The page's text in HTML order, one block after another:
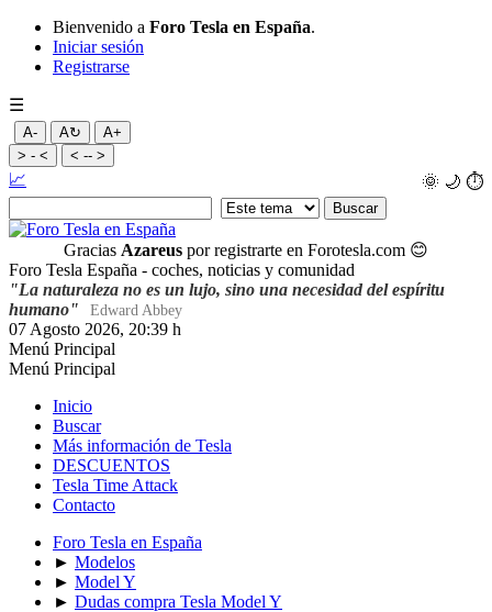
Bienvenido a Foro Tesla en España.
Iniciar sesión
Registrarse
☰
A- A↻
A+
> - <
< -- >
🌞 🌙 ⏱️
📈
Gracias Azareus por registrarte en Forotesla.com 😊
Foro Tesla España - coches, noticias y comunidad
"La naturaleza no es un lujo, sino una necesidad del espíritu
humano"
Edward Abbey
07 Agosto 2026, 20:39 h
Menú Principal
Menú Principal
Inicio
Buscar
Más información de Tesla
DESCUENTOS
Tesla Time Attack
Contacto
Foro Tesla en España
► Modelos
► Model Y
► Dudas compra Tesla Model Y